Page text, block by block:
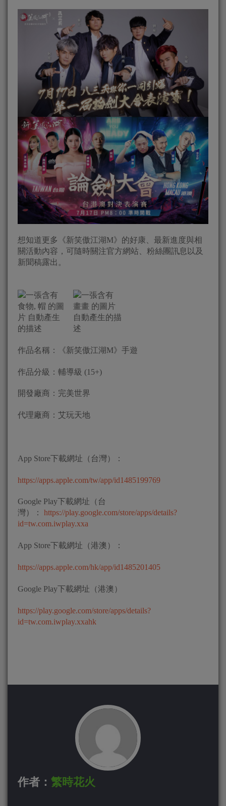
想知道更多《新笑傲江湖M》的好康、最新進度與相
關活動內容， 可隨時關注官方網站、粉絲團訊息以及
新聞稿露出。
作品名稱：《新笑傲江湖M》手遊
作品分級：輔導級 (15+)
開發廠商：完美世界
代理廠商：艾玩天地
App Store下載網址（台灣）：
https://apps.apple.com/tw/app/id1485199769
Google Play下載網址（台
灣）： https://play.google.com/store/apps/details?
id=tw.com.iwplay.xxa
App Store下載網址（港澳）：
https://apps.apple.com/hk/app/id1485201405
Google Play下載網址（港澳）
https://play.google.com/store/apps/details?
id=tw.com.iwplay.xxahk
作者： 繁時花火